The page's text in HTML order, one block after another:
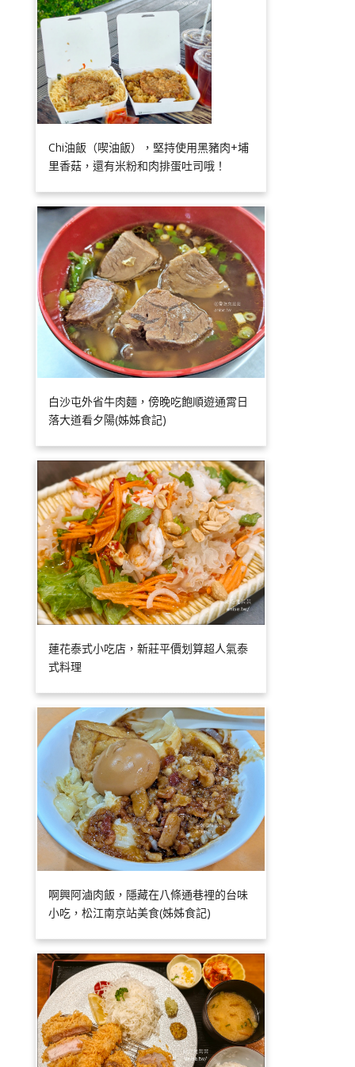
Chi油飯（喫油飯），堅持使用黑豬肉+埔
里香菇，還有米粉和肉排蛋吐司哦！
白沙屯外省牛肉麵，傍晚吃飽順遊通霄日
落大道看夕陽(姊姊食記)
蓮花泰式小吃店，新莊平價划算超人氣泰
式料理
啊興阿滷肉飯，隱藏在八條通巷裡的台味
小吃，松江南京站美食(姊姊食記)